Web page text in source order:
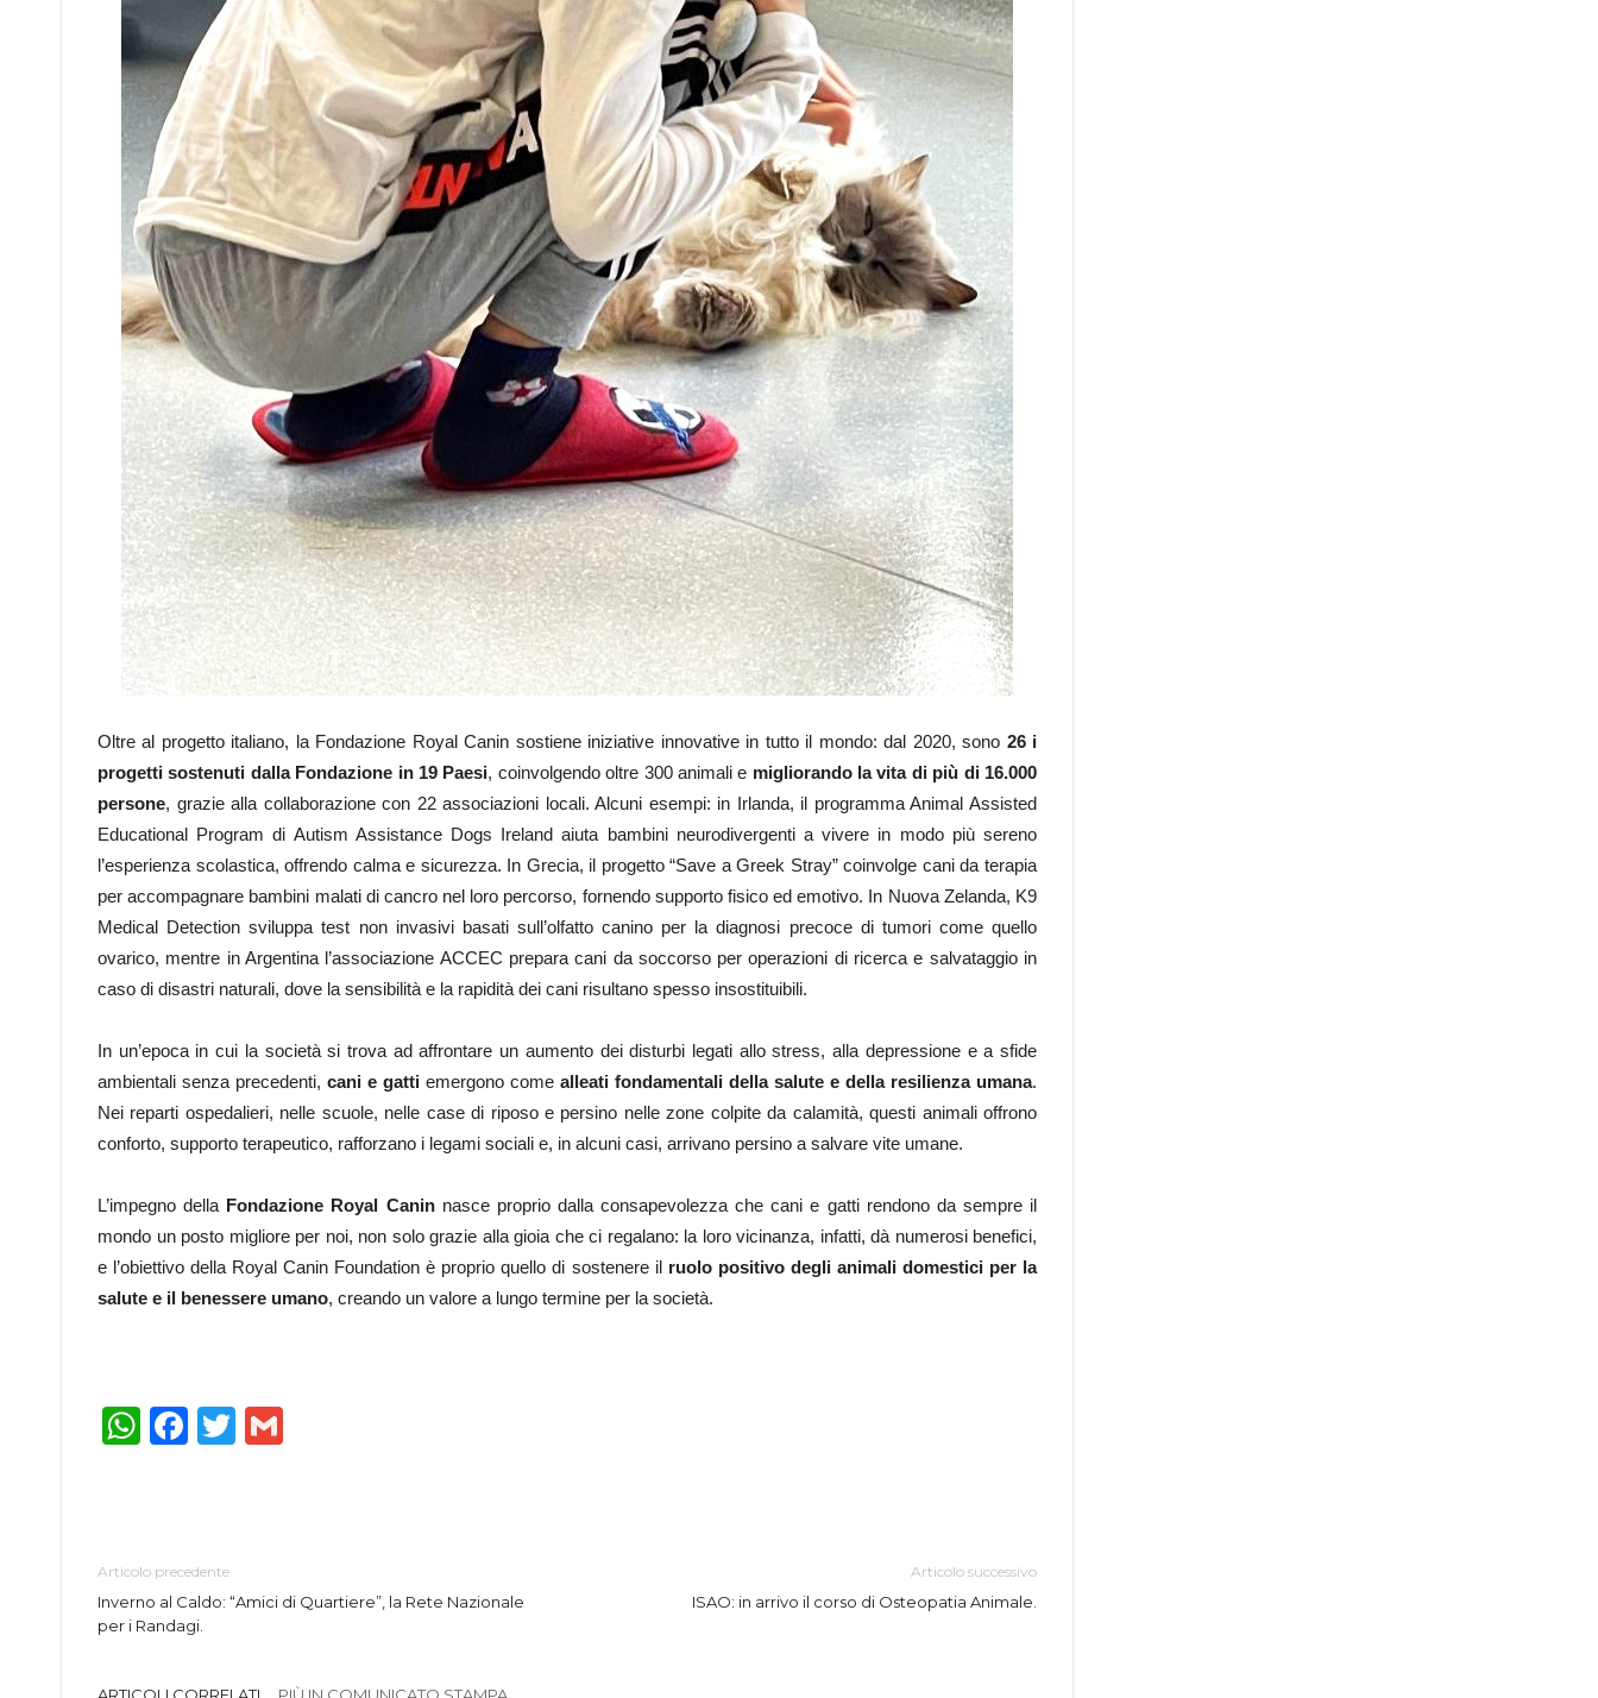
Oltre al progetto italiano, la Fondazione Royal Canin sostiene iniziative innovative in tutto il mondo: dal 2020, sono 26 i
progetti sostenuti dalla Fondazione in 19 Paesi, coinvolgendo oltre 300 animali e migliorando la vita di più di 16.000
persone, grazie alla collaborazione con 22 associazioni locali. Alcuni esempi: in Irlanda, il programma Animal Assisted
Educational Program di Autism Assistance Dogs Ireland aiuta bambini neurodivergenti a vivere in modo più sereno
l’esperienza scolastica, offrendo calma e sicurezza. In Grecia, il progetto “Save a Greek Stray” coinvolge cani da terapia
per accompagnare bambini malati di cancro nel loro percorso, fornendo supporto fisico ed emotivo. In Nuova Zelanda, K9
Medical Detection sviluppa test non invasivi basati sull’olfatto canino per la diagnosi precoce di tumori come quello
ovarico, mentre in Argentina l’associazione ACCEC prepara cani da soccorso per operazioni di ricerca e salvataggio in
caso di disastri naturali, dove la sensibilità e la rapidità dei cani risultano spesso insostituibili.
In un’epoca in cui la società si trova ad affrontare un aumento dei disturbi legati allo stress, alla depressione e a sfide
ambientali senza precedenti, cani e gatti emergono come alleati fondamentali della salute e della resilienza umana.
Nei reparti ospedalieri, nelle scuole, nelle case di riposo e persino nelle zone colpite da calamità, questi animali offrono
conforto, supporto terapeutico, rafforzano i legami sociali e, in alcuni casi, arrivano persino a salvare vite umane.
L’impegno della Fondazione Royal Canin nasce proprio dalla consapevolezza che cani e gatti rendono da sempre il
mondo un posto migliore per noi, non solo grazie alla gioia che ci regalano: la loro vicinanza, infatti, dà numerosi benefici,
e l’obiettivo della Royal Canin Foundation è proprio quello di sostenere il ruolo positivo degli animali domestici per la
salute e il benessere umano, creando un valore a lungo termine per la società.
WhatsApp
Facebook
Twitter
Articolo precedente
Inverno al Caldo: “Amici di Quartiere”, la Rete Nazionale
per i Randagi.
Articolo successivo
ISAO: in arrivo il corso di Osteopatia Animale.